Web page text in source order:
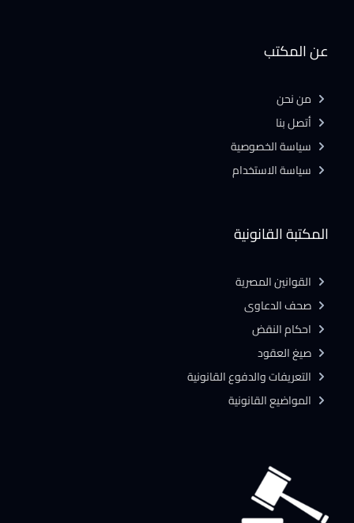
المكتبة القانونية
القوانين المصرية
صحف الدعاوى
احكام النقض
صيغ العقود
التعريفات والدفوع القانونية
المواضيع القانونية
عن المكتب
من نحن
أتصل بنا
سياسة الخصوصية
سياسة الاستخدام